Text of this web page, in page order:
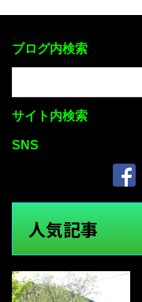
ブログ内検索
サイト内検索
SNS
人気記事